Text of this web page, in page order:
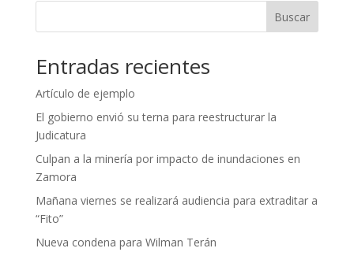
Buscar
Entradas recientes
Artículo de ejemplo
El gobierno envió su terna para reestructurar la
Judicatura
Culpan a la minería por impacto de inundaciones en
Zamora
Mañana viernes se realizará audiencia para extraditar a
“Fito”
Nueva condena para Wilman Terán